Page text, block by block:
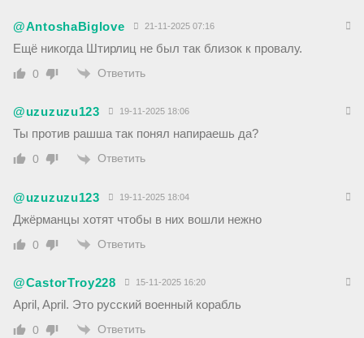
@AntoshaBiglove 21-11-2025 07:16
Ещё никогда Штирлиц не был так близок к провалу.
0 Ответить
@uzuzuzu123 19-11-2025 18:06
Ты против рашша так понял напираешь да?
0 Ответить
@uzuzuzu123 19-11-2025 18:04
Джёрманцы хотят чтобы в них вошли нежно
0 Ответить
@CastorTroy228 15-11-2025 16:20
April, April. Это русский военный корабль
0 Ответить